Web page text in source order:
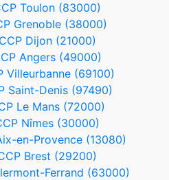
Toulon (83000)
Grenoble (38000)
Dijon (21000)
Angers (49000)
Villeurbanne (69100)
Saint-Denis (97490)
Le Mans (72000)
Nîmes (30000)
en-Provence (13080)
Brest (29200)
Ferrand (63000)